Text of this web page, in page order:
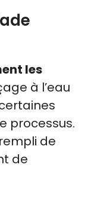
les
à l’eau
processus.
de
de